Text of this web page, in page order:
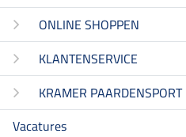
ONLINE SHOPPEN
KLANTENSERVICE
KRAMER PAARDENSPORT
Vacatures